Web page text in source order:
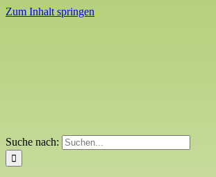
Zum Inhalt springen
Suche nach: